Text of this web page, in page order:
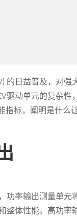
换器单元
的日益普及，对
驱动单元的复杂
指标，阐明是什么
功率输出测量单
整体性能。高功率